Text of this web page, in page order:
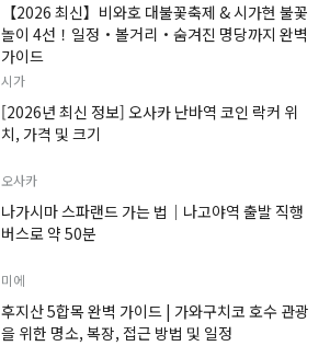
【2026 최신】비와호 대불꽃축제 & 시가현 불꽃
놀이 4선！일정・볼거리・숨겨진 명당까지 완벽
가이드
시가
[2026년 최신 정보] 오사카 난바역 코인 락커 위
치, 가격 및 크기
오사카
나가시마 스파랜드 가는 법｜나고야역 출발 직행
버스로 약 50분
미에
후지산 5합목 완벽 가이드 | 가와구치코 호수 관광
을 위한 명소, 복장, 접근 방법 및 일정